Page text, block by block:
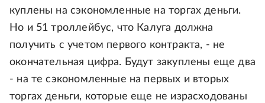
куплены на сэкономленные на торгах деньги.
Но и 51 троллейбус, что Калуга должна
получить с учетом первого контракта, - не
окончательная цифра. Будут закуплены еще два
- на те сэкономленные на первых и вторых
торгах деньги, которые еще не израсходованы